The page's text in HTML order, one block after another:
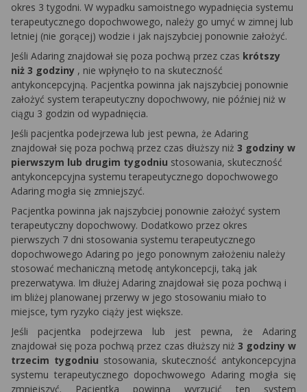
okres 3 tygodni. W wypadku samoistnego wypadnięcia systemu
terapeutycznego dopochwowego, należy go umyć w zimnej lub
letniej (nie gorącej) wodzie i jak najszybciej ponownie założyć.
Jeśli Adaring znajdował się poza pochwą przez czas krótszy
niż 3 godziny , nie wpłynęło to na skuteczność
antykoncepcyjną. Pacjentka powinna jak najszybciej ponownie
założyć system terapeutyczny dopochwowy, nie później niż w
ciągu 3 godzin od wypadnięcia.
Jeśli pacjentka podejrzewa lub jest pewna, że Adaring
znajdował się poza pochwą przez czas dłuższy niż 3 godziny w
pierwszym lub drugim tygodniu stosowania, skuteczność
antykoncepcyjna systemu terapeutycznego dopochwowego
Adaring mogła się zmniejszyć.
Pacjentka powinna jak najszybciej ponownie założyć system
terapeutyczny dopochwowy. Dodatkowo przez okres
pierwszych 7 dni stosowania systemu terapeutycznego
dopochwowego Adaring po jego ponownym założeniu należy
stosować mechaniczną metodę antykoncepcji, taką jak
prezerwatywa. Im dłużej Adaring znajdował się poza pochwą i
im bliżej planowanej przerwy w jego stosowaniu miało to
miejsce, tym ryzyko ciąży jest większe.
Jeśli pacjentka podejrzewa lub jest pewna, że Adaring
znajdował się poza pochwą przez czas dłuższy niż 3 godziny w
trzecim tygodniu stosowania, skuteczność antykoncepcyjna
systemu terapeutycznego dopochwowego Adaring mogła się
zmniejszyć. Pacjentka powinna wyrzucić ten system